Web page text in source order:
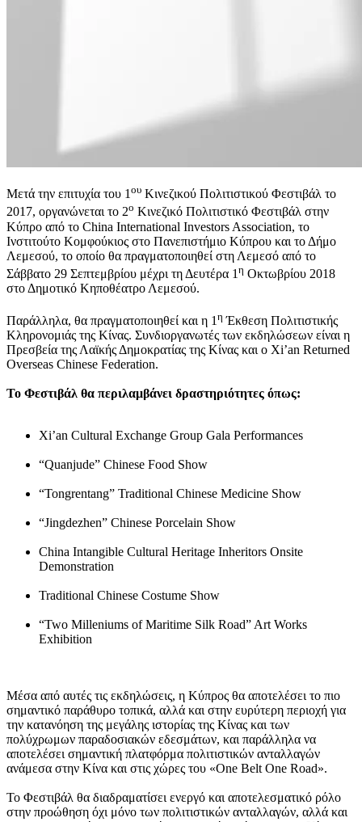
Μετά την επιτυχία του 1 ου Κινεζικού Πολιτιστικού Φεστιβάλ το
2017, οργανώνεται το 2ο Κινεζικό Πολιτιστικό Φεστιβάλ στην
Κύπρο από το China International Investors Association, το
Ινστιτούτο Κομφούκιος στο Πανεπιστήμιο Κύπρου και το Δήμο
Λεμεσού, το οποίο θα πραγματοποιηθεί στη Λεμεσό από το
Σάββατο 29 Σεπτεμβρίου μέχρι τη Δευτέρα 1 η Οκτωβρίου 2018
στο Δημοτικό Κηποθέατρο Λεμεσού.
Παράλληλα, θα πραγματοποιηθεί και η 1 η Έκθεση Πολιτιστικής
Κληρονομιάς της Κίνας. Συνδιοργανωτές των εκδηλώσεων είναι η
Πρεσβεία της Λαϊκής Δημοκρατίας της Κίνας και ο Xi’an Returned
Overseas Chinese Federation.
Το Φεστιβάλ θα περιλαμβάνει δραστηριότητες όπως:
Xi’an Cultural Exchange Group Gala Performances
“Quanjude” Chinese Food Show
“Tongrentang” Traditional Chinese Medicine Show
“Jingdezhen” Chinese Porcelain Show
China Intangible Cultural Heritage Inheritors Onsite
Demonstration
Traditional Chinese Costume Show
“Two Milleniums of Maritime Silk Road” Art Works
Exhibition
Μέσα από αυτές τις εκδηλώσεις, η Κύπρος θα αποτελέσει το πιο
σημαντικό παράθυρο τοπικά, αλλά και στην ευρύτερη περιοχή για
την κατανόηση της μεγάλης ιστορίας της Κίνας και των
πολύχρωμων παραδοσιακών εδεσμάτων, και παράλληλα να
αποτελέσει σημαντική πλατφόρμα πολιτιστικών ανταλλαγών
ανάμεσα στην Κίνα και στις χώρες του «One Belt One Road».
Το Φεστιβάλ θα διαδραματίσει ενεργό και αποτελεσματικό ρόλο
στην προώθηση όχι μόνο των πολιτιστικών ανταλλαγών, αλλά και